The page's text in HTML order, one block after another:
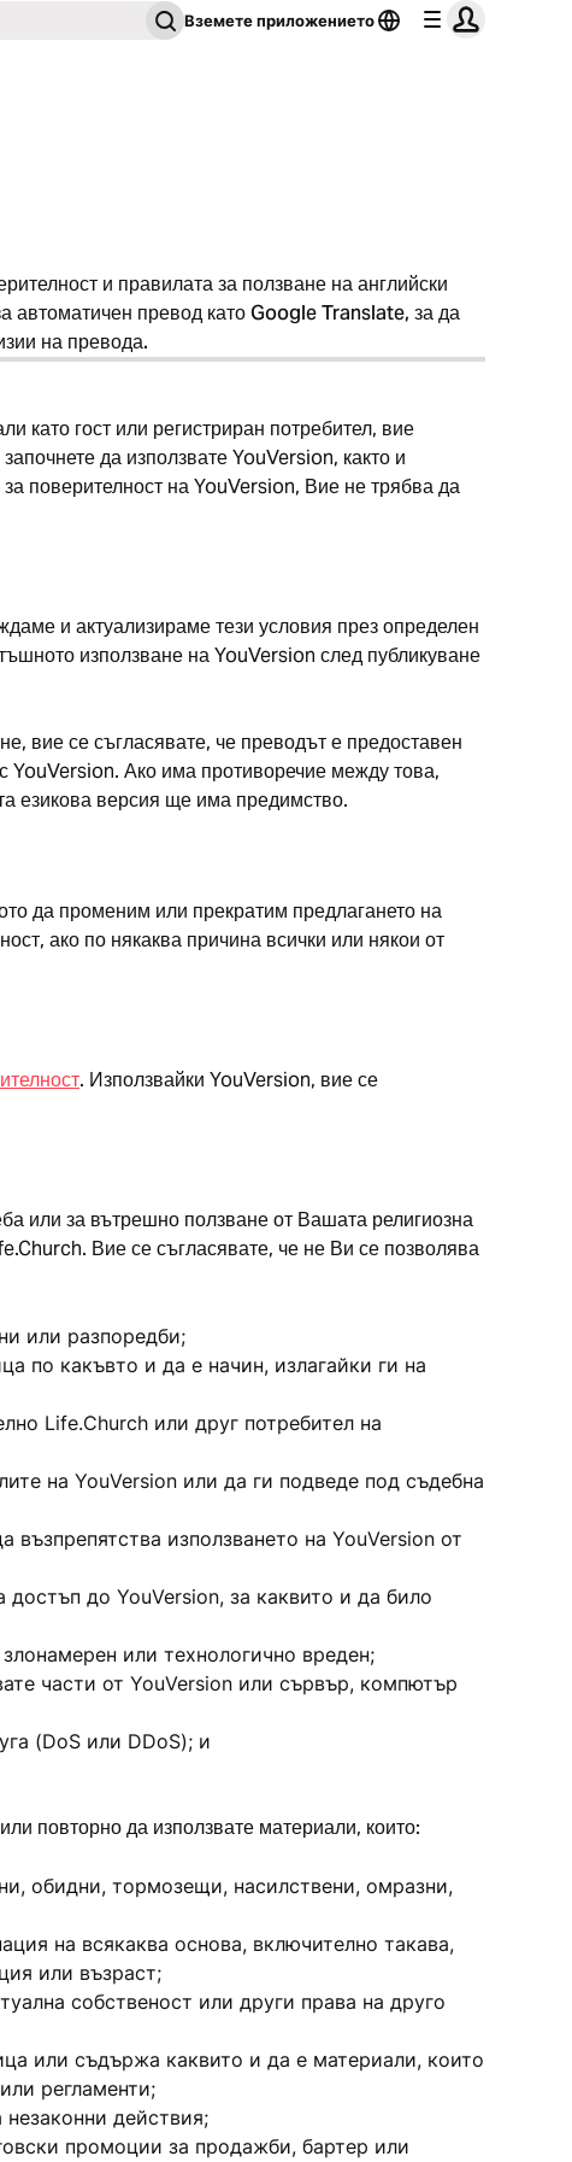
Вземете приложението
и правилата за ползване на английски
автоматичен превод като Google Translate, за да
на превода.
като гост или регистриран потребител, вие
да използвате YouVersion, както и
поверителност на YouVersion, Вие не трябва да
и актуализираме тези условия през определен
използване на YouVersion след публикуване
вие се съгласявате, че преводът е предоставен
YouVersion. Ако има противоречие между това,
езикова версия ще има предимство.
да променим или прекратим предлагането на
ако по някаква причина всички или някои от
. Използвайки YouVersion, вие се
или за вътрешно ползване от Вашата религиозна
Вие се съгласявате, че не Ви се позволява
или разпоредби;
по какъвто и да е начин, излагайки ги на
Life.Church или друг потребител на
на YouVersion или да ги подведе под съдебна
използването на YouVersion от
до YouVersion, за каквито и да било
или технологично вреден;
части от YouVersion или сървър, компютър
(DoS или DDoS); и
повторно да използвате материали, които:
обидни, тормозещи, насилствени, омразни,
на всякаква основа, включително такава,
или възраст;
собственост или други права на друго
или съдържа каквито и да е материали, които
регламенти;
действия;
промоции за продажби, бартер или